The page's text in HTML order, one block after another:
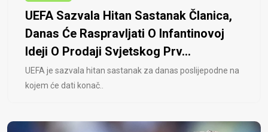
UEFA Sazvala Hitan Sastanak Članica,
Danas Će Raspravljati O Infantinovoj
Ideji O Prodaji Svjetskog Prv...
UEFA je sazvala hitan sastanak za danas poslijepodne na
kojem će dati konač..